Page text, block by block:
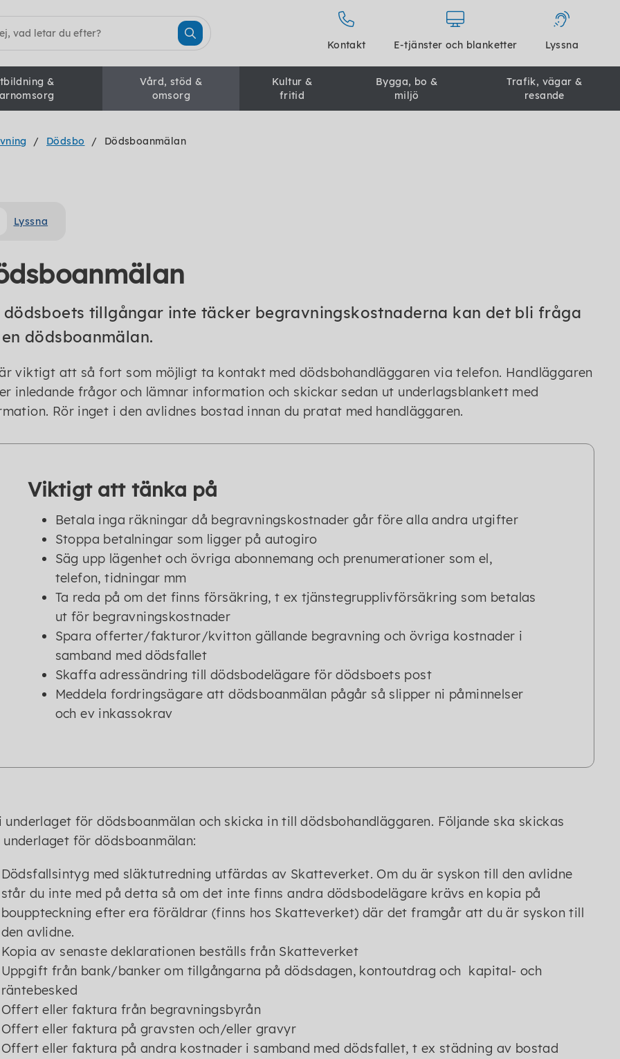
Kontakt E-tjänster och blanketter Lyssna
&
Vård, stöd &
omsorg
Kultur &
fritid
Bygga, bo &
miljö
Trafik, vägar &
resande
Dödsbo Dödsboanmälan
Lyssna
dödsboets tillgångar inte täcker begravningskostnaderna kan det bli fråga
dödsboanmälan.
viktigt att så fort som möjligt ta kontakt med dödsbohandläggaren via telefon. Handläggaren
inledande frågor och lämnar information och skickar sedan ut underlagsblankett med
Rör inget i den avlidnes bostad innan du pratat med handläggaren.
Viktigt att tänka på
Betala inga räkningar då begravningskostnader går före alla andra utgifter
Stoppa betalningar som ligger på autogiro
Säg upp lägenhet och övriga abonnemang och prenumerationer som el,
telefon, tidningar mm
Ta reda på om det finns försäkring, t ex tjänstegrupplivförsäkring som betalas
ut för begravningskostnader
Spara offerter/fakturor/kvitton gällande begravning och övriga kostnader i
samband med dödsfallet
Skaffa adressändring till dödsbodelägare för dödsboets post
Meddela fordringsägare att dödsboanmälan pågår så slipper ni påminnelser
och ev inkassokrav
underlaget för dödsboanmälan och skicka in till dödsbohandläggaren. Följande ska skickas
underlaget för dödsboanmälan:
Dödsfallsintyg med släktutredning utfärdas av Skatteverket. Om du är syskon till den avlidne
står du inte med på detta så om det inte finns andra dödsbodelägare krävs en kopia på
bouppteckning efter era föräldrar (finns hos Skatteverket) där det framgår att du är syskon till
den avlidne.
Kopia av senaste deklarationen beställs från Skatteverket
Uppgift från bank/banker om tillgångarna på dödsdagen, kontoutdrag och kapital- och
räntebesked
Offert eller faktura från begravningsbyrån
Offert eller faktura på gravsten och/eller gravyr
Offert eller faktura på andra kostnader i samband med dödsfallet, t ex städning av bostad